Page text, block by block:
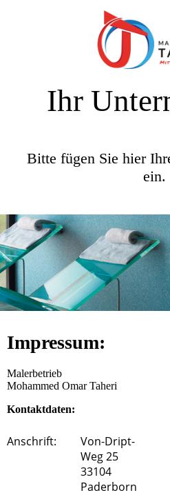
Ihr
Bitte fügen Sie hier
ein.
Impressum:
Malerbetrieb
Mohammed Omar Taheri
Kontaktdaten:
Anschrift:
Von-Dript-
Weg 25
33104
Paderborn